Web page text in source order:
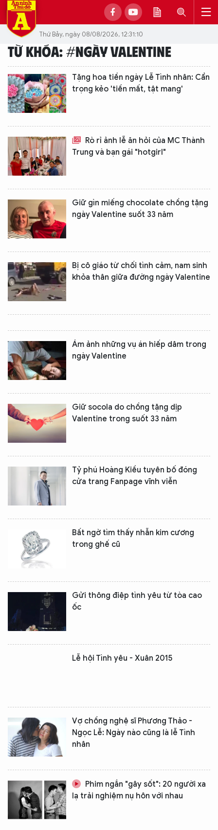
Thứ Bảy, ngày 08/08/2026, 12:31:10
TỪ KHÓA: #NGÀY VALENTINE
Tặng hoa tiền ngày Lễ Tình nhân: Cẩn
trọng kẻo 'tiền mất, tật mang'
Rò rỉ ảnh lễ ăn hỏi của MC Thành
Trung và bạn gái "hotgirl"
Giữ gìn miếng chocolate chồng tặng
ngày Valentine suốt 33 năm
Bị cô giáo từ chối tình cảm, nam sinh
khỏa thân giữa đường ngày Valentine
Ám ảnh những vụ án hiếp dâm trong
ngày Valentine
Giữ socola do chồng tặng dịp
Valentine trong suốt 33 năm
Tỷ phú Hoàng Kiều tuyên bố đóng
cửa trang Fanpage vĩnh viễn ​
Bất ngờ tìm thấy nhẫn kim cương
trong ghế cũ
Gửi thông điệp tình yêu từ tòa cao
ốc
Lễ hội Tình yêu - Xuân 2015
Vợ chồng nghệ sĩ Phương Thảo -
Ngọc Lễ: Ngày nào cũng là lễ Tình
nhân
Phim ngắn "gây sốt": 20 người xa
lạ trải nghiệm nụ hôn với nhau